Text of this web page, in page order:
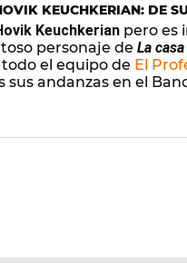
KEUCHKERIAN: DE
CON EL ALCOHOL Y EL
Keuchkerian pero es
personaje de La
todo el equipo de El
sus andanzas en el